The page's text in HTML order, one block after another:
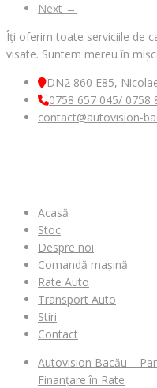
Next →
Îți oferim toate serviciile de
visate. Suntem mereu în
DN2 860 E85,
0758 657 045/ 0758
contact@autovision-
Acasă
Stoc
Despre noi
Comandă mașină
Rate Auto
Transport Auto
Stiri
Contact
Autovision Bacău –
Finanțare în Rate